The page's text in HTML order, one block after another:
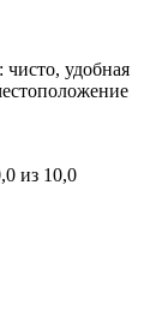
удобная
из 10,0